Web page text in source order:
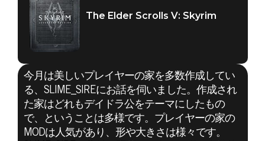
The Elder Scrolls V: Skyrim
今月は美しいプレイヤーの家を多数作成してい
る、SLIME_SIREにお話を伺いました。作成され
た家はどれもデイドラ公をテーマにしたもの
で、ということは多様です。プレイヤーの家の
MODは人気があり、形や大きさは様々です。